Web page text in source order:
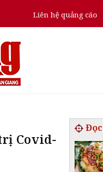
Liên hệ quảng cáo
Covid-